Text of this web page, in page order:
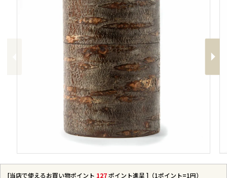
Previous
[当店で使えるお買い物ポイント 127ポイント進呈 ]（1ポイント=1円）